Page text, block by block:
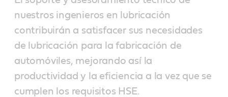
nuestros ingenieros en lubricación
contribuirán a satisfacer sus necesidades
de lubricación para la fabricación de
automóviles, mejorando así la
productividad y la eficiencia a la vez que se
cumplen los requisitos HSE.